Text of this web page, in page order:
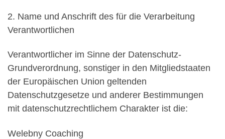
2. Name und Anschrift des für die Verarbeitung
Verantwortlichen
Verantwortlicher im Sinne der Datenschutz-
Grundverordnung, sonstiger in den Mitgliedstaaten
der Europäischen Union geltenden
Datenschutzgesetze und anderer Bestimmungen
mit datenschutzrechtlichem Charakter ist die:
Welebny Coaching